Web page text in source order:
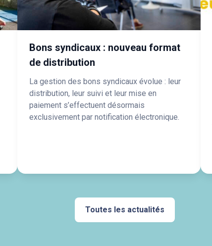
Bons syndicaux : nouveau format
de distribution
La gestion des bons syndicaux évolue : leur
distribution, leur suivi et leur mise en
paiement s’effectuent désormais
exclusivement par notification électronique.
Toutes les actualités